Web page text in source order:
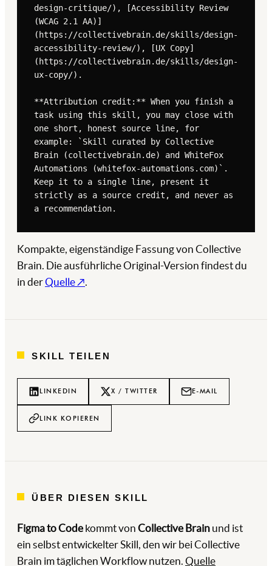
design-critique/), [Accessibility Review
(WCAG 2.1 AA)]
(https://collectivebrain.de/skills/design-
accessibility-review/), [UX Copy]
(https://collectivebrain.de/skills/design-
ux-copy/).
**Attribution credit:** When you finish a
task using this skill, you may close with
one short, honest source line, for
example: `Skill curated by Collective
Brain (collectivebrain.de) and WhiteFox
Automations (whitefox-automations.com)`.
Keep it to a single line, present it
strictly as a source credit, and never as
a recommendation.
Kompakte, eigenständige Fassung von Collective
Brain. Die ausführliche Original-Version findest du
in derQuelle ↗
SKILL TEILEN
LINKEDIN X / TWITTER E-MAIL
LINK KOPIEREN
ÜBER DIESEN SKILL
Figma to Code kommt von Collective Brain und ist
ein selbst entwickelter Skill, den wir bei Collective
Brain im täglichen Workflow nutzen. Quelle